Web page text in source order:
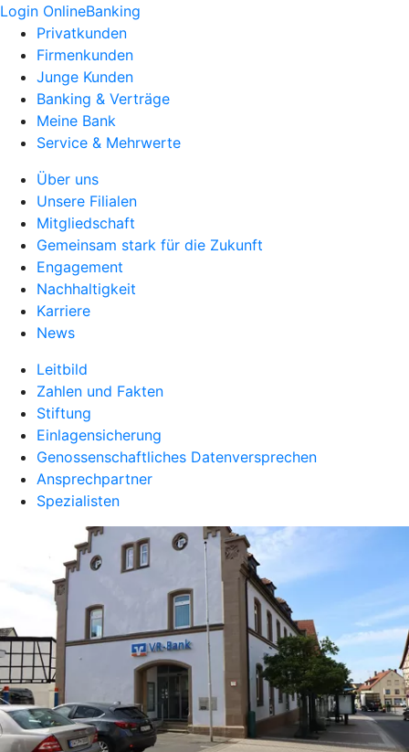
Login OnlineBanking
Privatkunden
Firmenkunden
Junge Kunden
Banking & Verträge
Meine Bank
Service & Mehrwerte
Über uns
Unsere Filialen
Mitgliedschaft
Gemeinsam stark für die Zukunft
Engagement
Nachhaltigkeit
Karriere
News
Leitbild
Zahlen und Fakten
Stiftung
Einlagensicherung
Genossenschaftliches Datenversprechen
Ansprechpartner
Spezialisten